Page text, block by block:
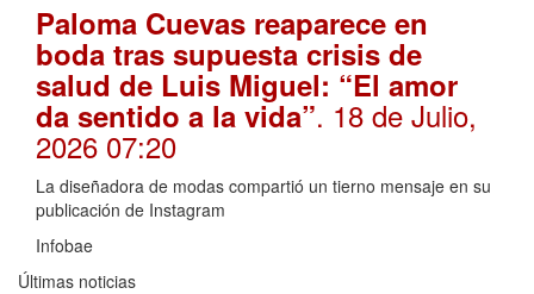
Paloma Cuevas reaparece en
boda tras supuesta crisis de
salud de Luis Miguel: “El amor
da sentido a la vida”. 18 de Julio,
2026 07:20
La diseñadora de modas compartió un tierno mensaje en su
publicación de Instagram
Infobae
Últimas noticias